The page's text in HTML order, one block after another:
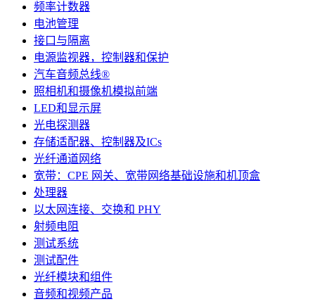
频率计数器
电池管理
接口与隔离
电源监视器，控制器和保护
汽车音频总线®
照相机和摄像机模拟前端
LED和显示屏
光电探测器
存储适配器、控制器及ICs
光纤通道网络
宽带：CPE 网关、宽带网络基础设施和机顶盒
处理器
以太网连接、交换和 PHY
射频电阻
测试系统
测试配件
光纤模块和组件
音频和视频产品